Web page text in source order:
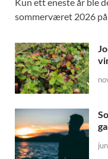
sommerværet 2026